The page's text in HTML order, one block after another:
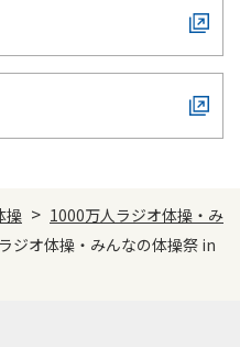
操 > 1000万人ラジオ体操・み
ジオ体操・みんなの体操祭 in